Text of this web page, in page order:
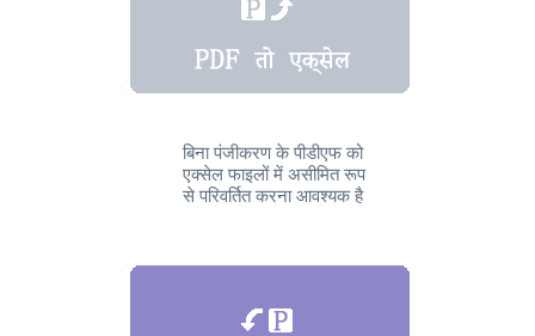
बिना पंजीकरण के पीडीएफ को
एक्सेल फाइलों में असीमित रूप
से परिवर्तित करना आवश्यक है